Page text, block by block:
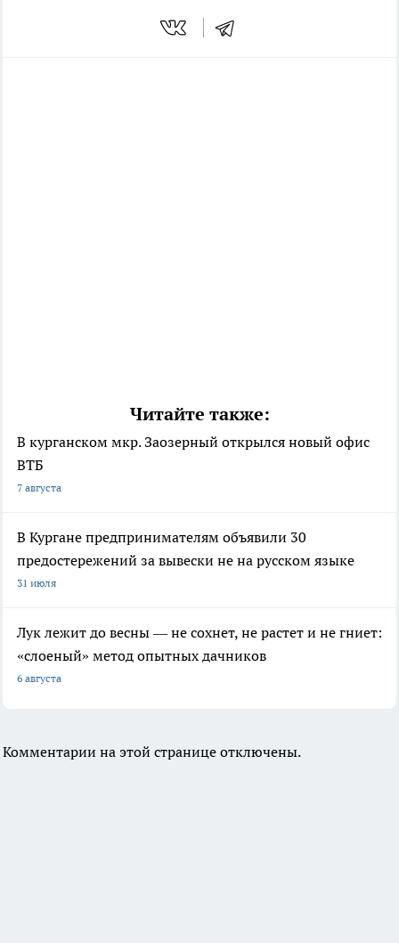
Читайте также:
В курганском мкр. Заозерный открылся новый офис
ВТБ
7 августа
В Кургане предпринимателям объявили 30
предостережений за вывески не на русском языке
31 июля
Лук лежит до весны — не сохнет, не растет и не гниет:
«слоеный» метод опытных дачников
6 августа
Комментарии на этой странице отключены.